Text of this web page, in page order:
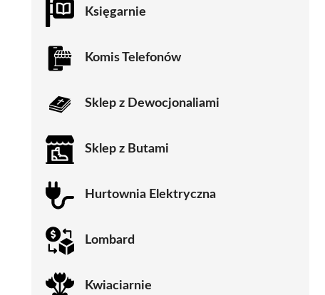
Księgarnie
Komis Telefonów
Sklep z Dewocjonaliami
Sklep z Butami
Hurtownia Elektryczna
Lombard
Kwiaciarnie